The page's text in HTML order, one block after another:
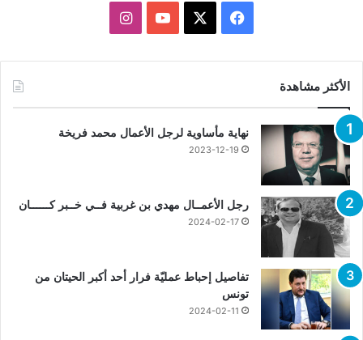
فيسبوك يوتيوبانستقرام
الأكثر مشاهدة
نهاية مأساوية لرجل الأعمال محمد فريخة
2023-12-19
رجل الأعمــال مهدي بن غربية فــي خــبر كــــــان
2024-02-17
تفاصيل إحباط عمليّة فرار أحد أكبر الحيتان من
تونس
2024-02-11